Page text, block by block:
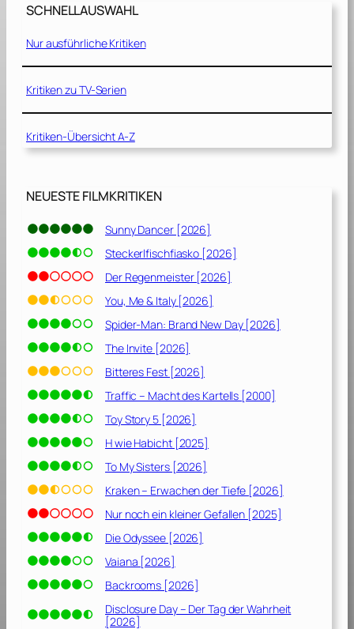
a
–
D
a
l
e
ö
e
[
2
1
9
]
SCHNELLAUSWAHL
Nur ausführliche Kritiken
Kritiken zu TV-Serien
Kritiken-Übersicht A-Z
NEUESTE FILMKRITIKEN
Sunny Dancer [2026]
Steckerlfischfiasko [2026]
Der Regenmeister [2026]
You, Me & Italy [2026]
Spider-Man: Brand New Day [2026]
The Invite [2026]
Bitteres Fest [2026]
Traffic – Macht des Kartells [2000]
Toy Story 5 [2026]
H wie Habicht [2025]
To My Sisters [2026]
Kraken – Erwachen der Tiefe [2026]
Nur noch ein kleiner Gefallen [2025]
Die Odyssee [2026]
Vaiana [2026]
Backrooms [2026]
Disclosure Day – Der Tag der Wahrheit
[2026]